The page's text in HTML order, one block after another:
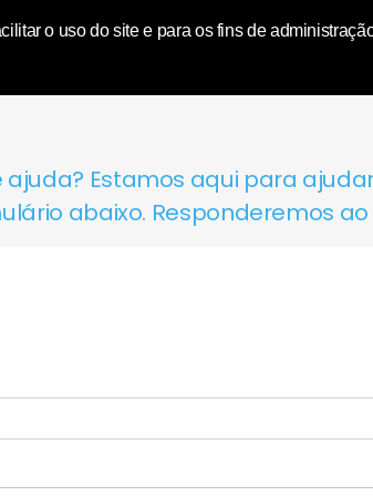
o uso do site e para os fins de
| Toluna
Estamos aqui para
abaixo. Responderemos